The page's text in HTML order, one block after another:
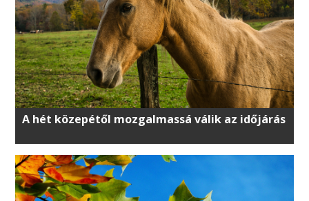
A hét közepétől mozgalmassá válik az időjárás